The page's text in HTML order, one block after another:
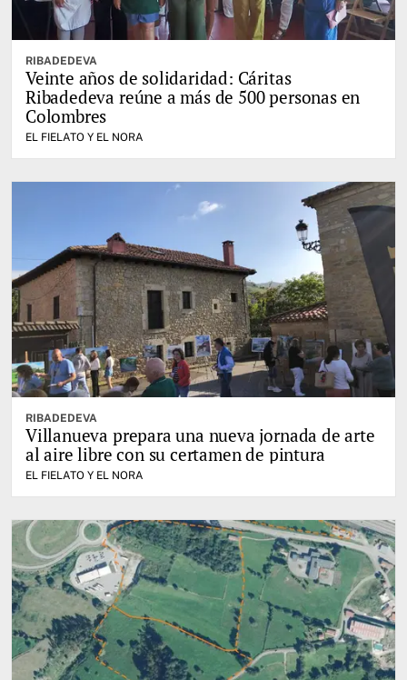
RIBADEDEVA
Veinte años de solidaridad: Cáritas
Ribadedeva reúne a más de 500 personas en
Colombres
EL FIELATO Y EL NORA
RIBADEDEVA
Villanueva prepara una nueva jornada de arte
al aire libre con su certamen de pintura
EL FIELATO Y EL NORA